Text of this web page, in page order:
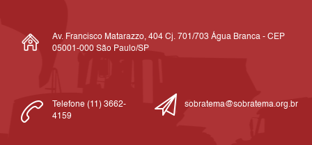
Av. Francisco Matarazzo, 404 Cj. 701/703 Água Branca - CEP
05001-000 São Paulo/SP
Telefone (11) 3662-
4159
sobratema@sobratema.org.br